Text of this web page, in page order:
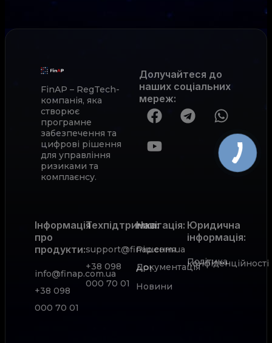
FinAP – RegTech-
компанія, яка
створює
програмне
забезпечення та
цифрові рішення
для управління
ризиками та
комплаєнсу.
Долучайтеся до
наших соціальних
мереж:
Інформація
про
продукти:
info@finap.com.ua
+38 098
000 70 01
Техпідтримка:
support@finap.com.ua
+38 098
000 70 01
Рішення
Документація
АРІ
Новини
Навігація: Юридична
інформація:
Політика
конфіденційності